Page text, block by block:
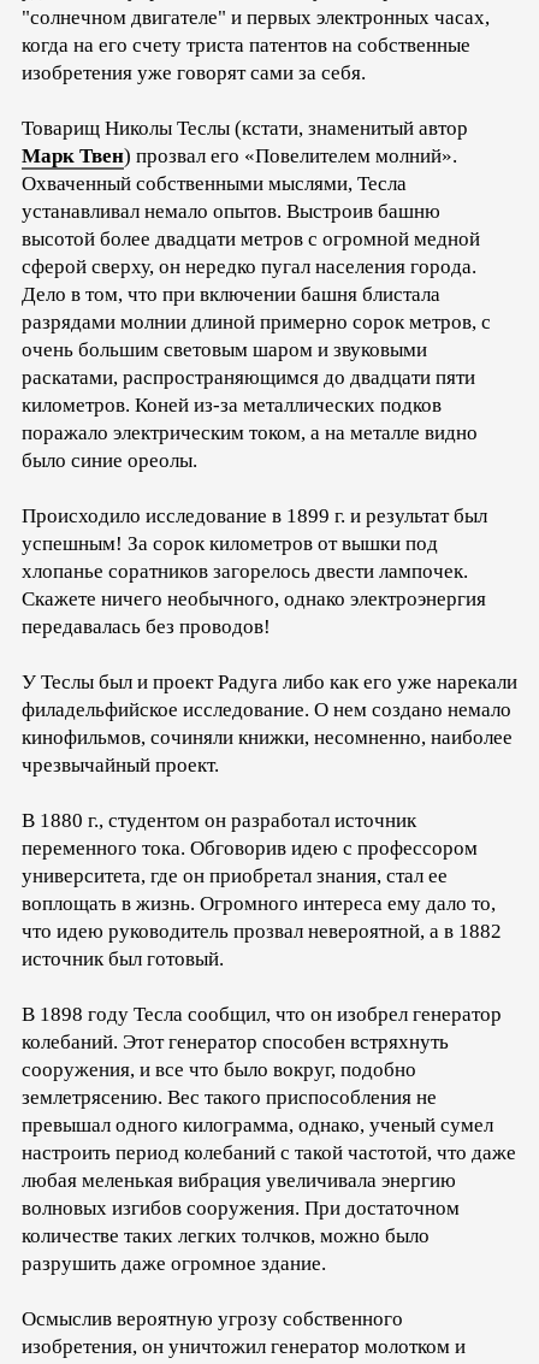
"солнечном двигателе" и первых электронных часах,
когда на его счету триста патентов на собственные
изобретения уже говорят сами за себя.
Товарищ Николы Теслы (кстати, знаменитый автор
Марк Твен) прозвал его «Повелителем молний».
Охваченный собственными мыслями, Тесла
устанавливал немало опытов. Выстроив башню
высотой более двадцати метров с огромной медной
сферой сверху, он нередко пугал населения города.
Дело в том, что при включении башня блистала
разрядами молнии длиной примерно сорок метров, с
очень большим световым шаром и звуковыми
раскатами, распространяющимся до двадцати пяти
километров. Коней из-за металлических подков
поражало электрическим током, а на металле видно
было синие ореолы.
Происходило исследование в 1899 г. и результат был
успешным! За сорок километров от вышки под
хлопанье соратников загорелось двести лампочек.
Скажете ничего необычного, однако электроэнергия
передавалась без проводов!
У Теслы был и проект Радуга либо как его уже нарекали
филадельфийское исследование. О нем создано немало
кинофильмов, сочиняли книжки, несомненно, наиболее
чрезвычайный проект.
В 1880 г., студентом он разработал источник
переменного тока. Обговорив идею с профессором
университета, где он приобретал знания, стал ее
воплощать в жизнь. Огромного интереса ему дало то,
что идею руководитель прозвал невероятной, а в 1882
источник был готовый.
В 1898 году Тесла сообщил, что он изобрел генератор
колебаний. Этот генератор способен встряхнуть
сооружения, и все что было вокруг, подобно
землетрясению. Вес такого приспособления не
превышал одного килограмма, однако, ученый сумел
настроить период колебаний с такой частотой, что даже
любая меленькая вибрация увеличивала энергию
волновых изгибов сооружения. При достаточном
количестве таких легких толчков, можно было
разрушить даже огромное здание.
Осмыслив вероятную угрозу собственного
изобретения, он уничтожил генератор молотком и